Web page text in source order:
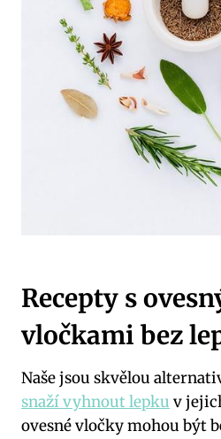
Recepty s
vločkami bez
Naše jsou skvělou
snaží vyhnout lepku v
ovesné vločky mohou být